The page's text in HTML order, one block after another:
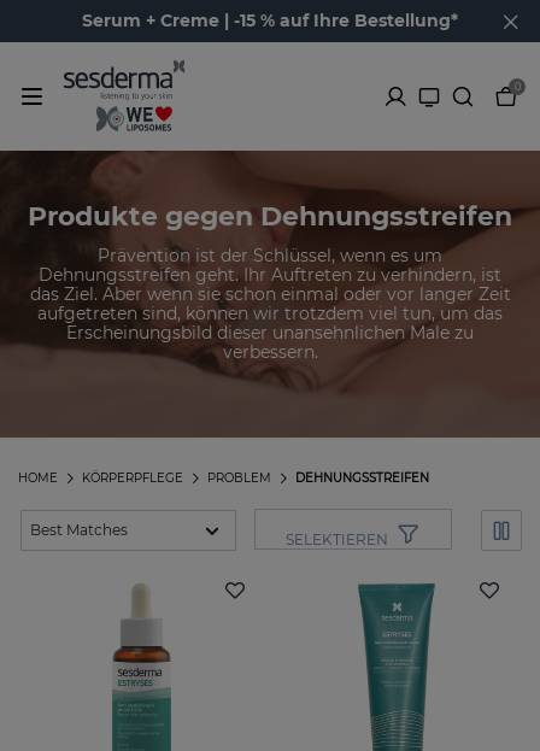
Serum + Creme | -15 % auf Ihre Bestellung*
0
Produkte gegen Dehnungsstreifen
Prävention ist der Schlüssel, wenn es um
Dehnungsstreifen geht. Ihr Auftreten zu verhindern, ist
das Ziel. Aber wenn sie schon einmal oder vor langer Zeit
aufgetreten sind, können wir trotzdem viel tun, um das
Erscheinungsbild dieser unansehnlichen Male zu
verbessern.
DEHNUNGSSTREIFEN
PROBLEM
KÖRPERPFLEGE
HOME
SELEKTIEREN